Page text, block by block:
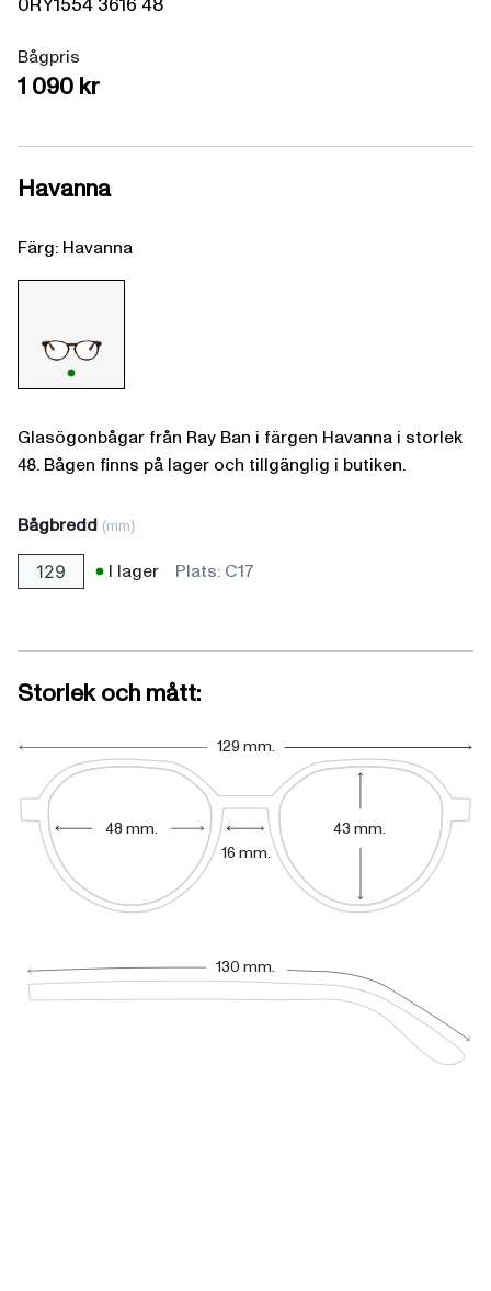
Bågpris
1 090 kr
Havanna
Färg: Havanna
Glasögonbågar från Ray Ban i färgen Havanna i storlek
48. Bågen finns på lager och tillgänglig i butiken.
Bågbredd (mm)
129 I lager Plats: C17
Storlek och mått:
16 mm.
48 mm. 43 mm.
129 mm.
130 mm.